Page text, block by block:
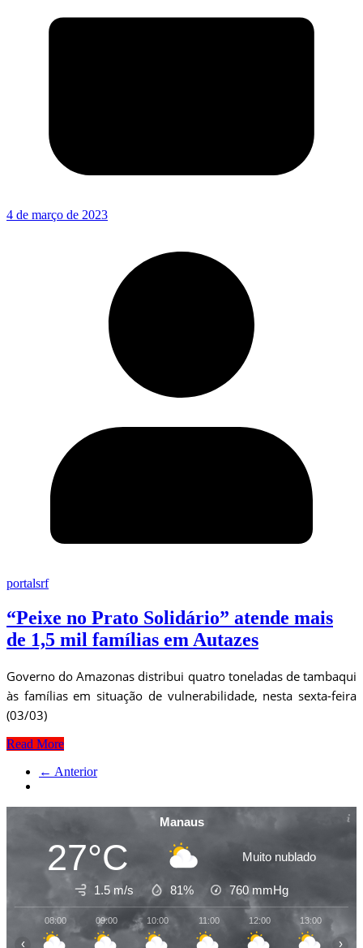
4 de março de 2023
portalsrf
“Peixe no Prato Solidário” atende mais
de 1,5 mil famílias em Autazes
Governo do Amazonas distribui quatro toneladas de tambaqui
às famílias em situação de vulnerabilidade, nesta sexta-feira
(03/03)
Read More
← Anterior
Manaus
27°C Muito nublado
1.5 m/s 81% 760mmHg
08:00 09:00 10:00 11:00 12:00 13:00
‹ ›